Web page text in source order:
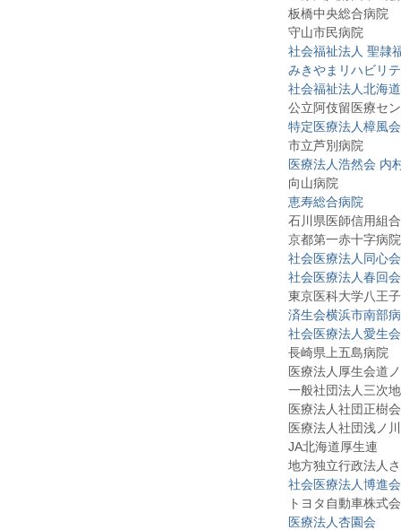
板橋中央総合病院
守山市民病院
社会福祉法人 聖隷
みきやまリハビリ
社会福祉法人北海
公立阿伎留医療セ
特定医療法人樟風
市立芦別病院
医療法人浩然会 内
向山病院
恵寿総合病院
石川県医師信用組合
京都第一赤十字病院
社会医療法人同心会
社会医療法人春回
東京医科大学八王
済生会横浜市南部
社会医療法人愛生
長崎県上五島病院
医療法人厚生会道
一般社団法人三次
医療法人社団正樹
医療法人社団浅ノ
JA北海道厚生連
地方独立行政法人
社会医療法人博進
トヨタ自動車株式
医療法人杏園会